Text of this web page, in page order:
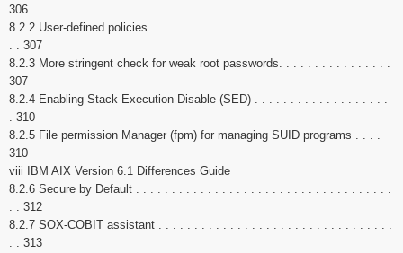
306
8.2.2 User-defined policies. . . . . . . . . . . . . . . . . . . . . . . . . . . . . . . . . .
. . 307
8.2.3 More stringent check for weak root passwords. . . . . . . . . . . . . . . .
307
8.2.4 Enabling Stack Execution Disable (SED) . . . . . . . . . . . . . . . . . . .
. 310
8.2.5 File permission Manager (fpm) for managing SUID programs . . . .
310
viii IBM AIX Version 6.1 Differences Guide
8.2.6 Secure by Default . . . . . . . . . . . . . . . . . . . . . . . . . . . . . . . . . . . .
. . 312
8.2.7 SOX-COBIT assistant . . . . . . . . . . . . . . . . . . . . . . . . . . . . . . . . .
. . 313